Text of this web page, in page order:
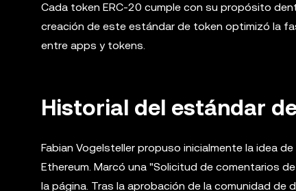
Cada token ERC-20 cumple con su propósito
creación de este estándar de token optimizó la
entre apps y tokens.
Historial del estándar
Fabian Vogelsteller propuso inicialmente la idea
Ethereum. Marcó una "Solicitud de comentarios
la página. Tras la aprobación de la comunidad de